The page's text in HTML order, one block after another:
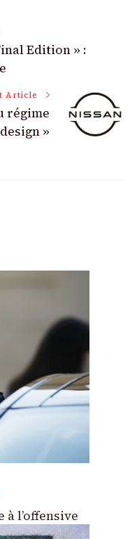
Edition » :
Article
régime
»
à l’offensive